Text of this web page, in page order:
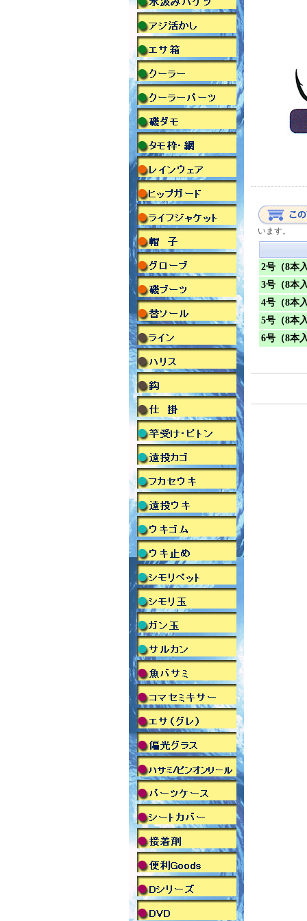
います。
2号（8本
3号（8本
4号（8本
5号（8本
6号（8本